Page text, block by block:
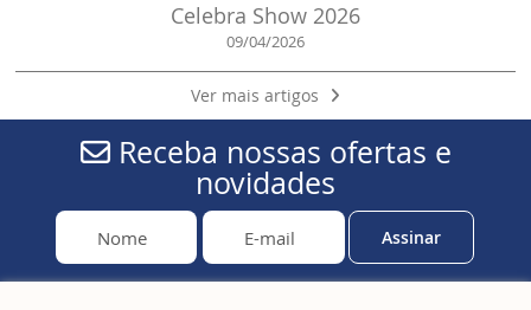
Celebra Show 2026
09/04/2026
Ver mais artigos
Receba nossas ofertas e
novidades
Assinar